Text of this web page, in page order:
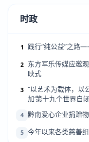
时政
1 践行“纯公益”之路
2 东方军乐传媒应邀观影 《只想比你多活一天》公
映式
3 “以艺术为载体，以
加‘第十九个世界自
4 黔南爱心企业捐赠
5 今年以来各类慈善